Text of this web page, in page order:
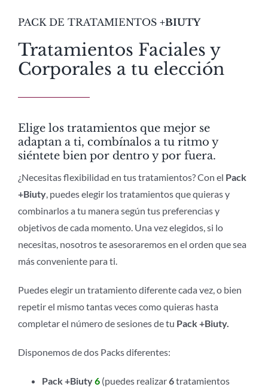
BLOG +S+E
ÁREA DE CLIENTES
PACK DE TRATAMIENTOS +BIUTY
Tratamientos Faciales y
Corporales a tu elección
Elige los tratamientos que mejor se
adaptan a ti, combínalos a tu ritmo y
siéntete bien por dentro y por fuera.
¿Necesitas flexibilidad en tus tratamientos? Con el Pack
+Biuty, puedes elegir los tratamientos que quieras y
combinarlos a tu manera según tus preferencias y
objetivos de cada momento. Una vez elegidos, si lo
necesitas, nosotros te asesoraremos en el orden que sea
más conveniente para ti.
Puedes elegir un tratamiento diferente cada vez, o bien
repetir el mismo tantas veces como quieras hasta
completar el número de sesiones de tu Pack +Biuty.
Disponemos de dos Packs diferentes:
Pack +Biuty6(puedes realizar6tratamientos